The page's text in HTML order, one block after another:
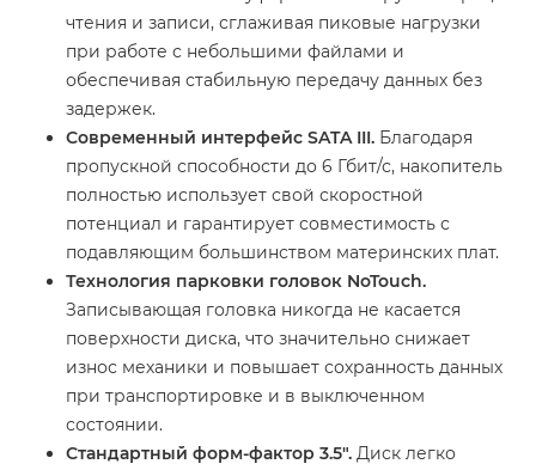
чтения и записи, сглаживая пиковые нагрузки
при работе с небольшими файлами и
обеспечивая стабильную передачу данных без
задержек.
Современный интерфейс SATA III. Благодаря
пропускной способности до 6 Гбит/с, накопитель
полностью использует свой скоростной
потенциал и гарантирует совместимость с
подавляющим большинством материнских плат.
Технология парковки головок NoTouch.
Записывающая головка никогда не касается
поверхности диска, что значительно снижает
износ механики и повышает сохранность данных
при транспортировке и в выключенном
состоянии.
Стандартный форм-фактор 3.5". Диск легко